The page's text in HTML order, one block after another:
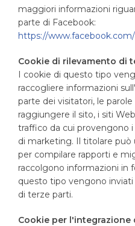
maggiori informazioni
parte di Facebook:
https://
Cookie di rilevamento di
I cookie di questo tipo
raccogliere informazioni
parte dei visitatori, le
raggiungere il sito, i siti
traffico da cui provengono
di marketing. Il titolare può
per compilare rapporti e
raccolgono informazioni in
questo tipo vengono
di terze parti.
Cookie per